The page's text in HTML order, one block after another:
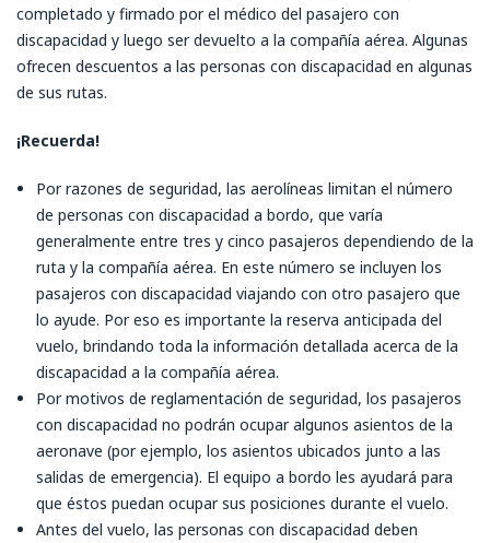
completado y firmado por el médico del pasajero con
discapacidad y luego ser devuelto a la compañía aérea. Algunas
ofrecen descuentos a las personas con discapacidad en algunas
de sus rutas.
¡Recuerda!
Por razones de seguridad, las aerolíneas limitan el número
de personas con discapacidad a bordo, que varía
generalmente entre tres y cinco pasajeros dependiendo de la
ruta y la compañía aérea. En este número se incluyen los
pasajeros con discapacidad viajando con otro pasajero que
lo ayude. Por eso es importante la reserva anticipada del
vuelo, brindando toda la información detallada acerca de la
discapacidad a la compañía aérea.
Por motivos de reglamentación de seguridad, los pasajeros
con discapacidad no podrán ocupar algunos asientos de la
aeronave (por ejemplo, los asientos ubicados junto a las
salidas de emergencia). El equipo a bordo les ayudará para
que éstos puedan ocupar sus posiciones durante el vuelo.
Antes del vuelo, las personas con discapacidad deben